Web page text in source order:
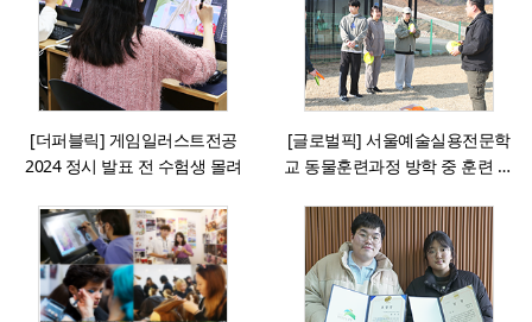
[더퍼블릭] 게임일러스트전공
2024 정시 발표 전 수험생 몰려
[글로벌픽] 서울예술실용전문학
교 동물훈련과정 방학 중 훈련 특